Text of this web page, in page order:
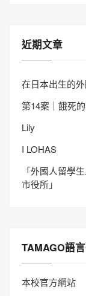
近期文章
在日本出生的
第14案｜餓死
Lily
I LOHAS
「外國人留學
市役所」
TAMAGO語
本校官方網站